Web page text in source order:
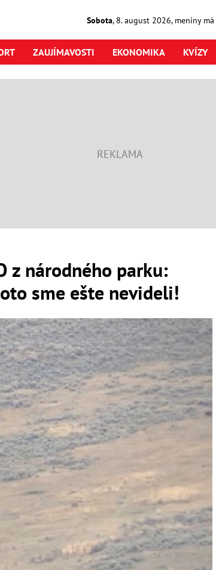
Sobota, 8. august2026, meniny má
ZAUJÍMAVOSTI EKONOMIKA KVÍZY
z národného parku:
sme ešte nevideli!